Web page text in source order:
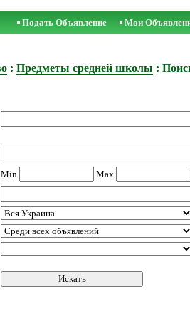
Подать Объявление Мои
: Предметы средней школы :
Min Max